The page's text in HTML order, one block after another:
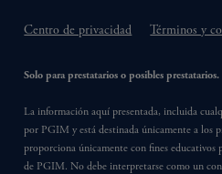
Centro de privacidad Términos y
Solo para prestatarios o posibles prestatarios.
La información aquí presentada, incluida
por PGIM y está destinada únicamente a los
proporciona únicamente con fines educativos
de PGIM. No debe interpretarse como un